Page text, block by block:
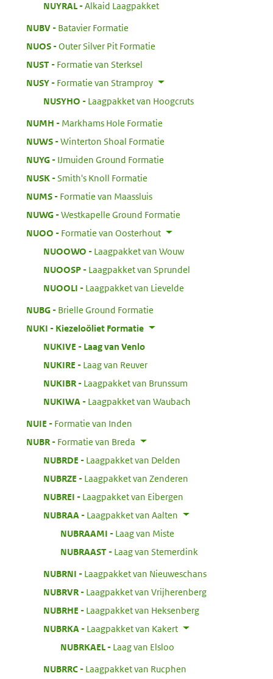
NUYRAL
Alkaid Laagpakket
NUBV:
Batavier Formatie
NUOS:
Outer Silver Pit Formatie
NUST:
Formatie van Sterksel
NUSY:
Formatie van Stramproy
NUSYHO
Laagpakket van Hoogcruts
NUMH
Markhams Hole Formatie
NUWS:
Winterton Shoal Formatie
NUYG:
IJmuiden Ground Formatie
NUSK:
Smith's Knoll Formatie
NUMS:
Formatie van Maassluis
NUWG:
Westkapelle Ground Formatie
NUOO
Formatie van Oosterhout
NUOOWO
Laagpakket van Wouw
NUOOSP:
Laagpakket van Sprundel
NUOOLI
Laagpakket van Lievelde
NUBG:
Brielle Ground Formatie
NUKI
Kiezeloöliet Formatie
NUKIVE
Laag van Venlo
NUKIRE
Laag van Reuver
NUKIBR:
Laagpakket van Brunssum
NUKIWA
Laagpakket van Waubach
NUIE
Formatie van Inden
NUBR:
Formatie van Breda
NUBRDE
Laagpakket van Delden
NUBRZE
Laagpakket van Zenderen
NUBREI
Laagpakket van Eibergen
NUBRAA
Laagpakket van Aalten
NUBRAAMI
Laag van Miste
NUBRAAST:
Laag van Stemerdink
NUBRNI
Laagpakket van Nieuweschans
NUBRVR:
Laagpakket van Vrijherenberg
NUBRHE
Laagpakket van Heksenberg
NUBRKA
Laagpakket van Kakert
NUBRKAEL
Laag van Elsloo
NUBRRC:
Laagpakket van Rucphen